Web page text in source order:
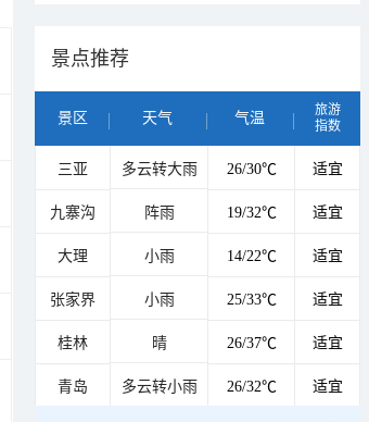
景点推荐
景区 天气 气温
旅游
指数
三亚 多云转大雨 26/30℃ 适宜
九寨沟 阵雨 19/32℃ 适宜
大理 小雨 14/22℃ 适宜
张家界 小雨 25/33℃ 适宜
桂林 晴 26/37℃ 适宜
青岛 多云转小雨 26/32℃ 适宜